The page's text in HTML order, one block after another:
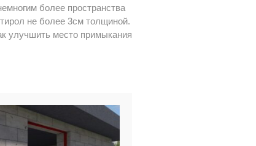
более пространства
не более 3см толщиной.
улучшить место примыкания